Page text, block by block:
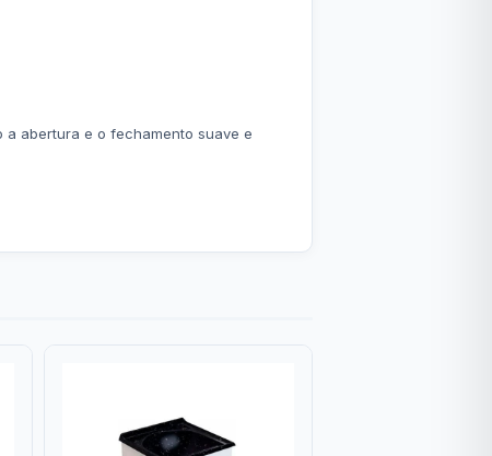
a abertura e o fechamento suave e